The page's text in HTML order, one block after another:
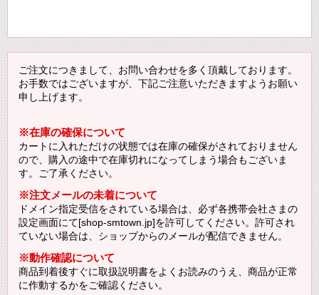
ご注文につきまして、お問い合わせを多く頂戴しております。
お手数ではございますが、下記ご注意いただきますようお願い
申し上げます。
※在庫の確保について
カートに入れただけの状態では在庫の確保がされておりません
ので、購入の途中で在庫切れになってしまう場合もございま
す。ご了承ください。
※注文メールの未着について
ドメイン指定受信をされている場合は、必ず各携帯会社さまの
設定画面にて[shop-smtown.jp]を許可してください。許可され
ていない場合は、ショップからのメールが配信できません。
※動作確認について
商品到着後すぐに取扱説明書をよくお読みのうえ、商品が正常
に作動するかをご確認ください。